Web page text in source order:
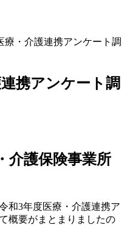
療・介護連携アンケート調
携アンケート調
介護保険事業所
和3年度医療・介護連携ア
概要がまとまりましたの